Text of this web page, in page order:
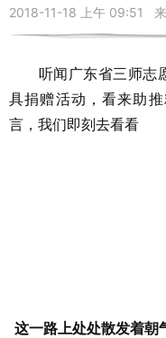
2018-11-18 上午 09:51
听闻广东省三师志愿
具捐赠活动，看来助
言，我们即刻去看看
这一路上处处散发着朝